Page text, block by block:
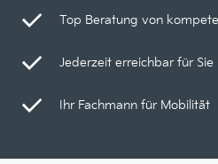
Top Beratung von
Jederzeit erreichbar für Sie
Ihr Fachmann für Mobilität